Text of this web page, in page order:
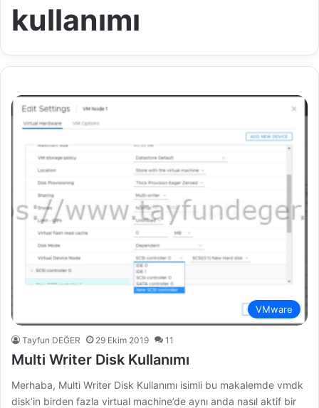
kullanımı
VMware
Tayfun DEĞER 29 Ekim 2019 11
Multi Writer Disk Kullanımı
Merhaba, Multi Writer Disk Kullanımı isimli bu makalemde vmdk
disk’in birden fazla virtual machine’de aynı anda nasıl aktif bir